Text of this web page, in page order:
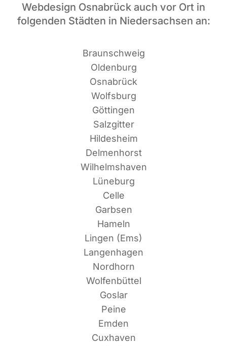
Webdesign Osnabrück auch vor Ort in
folgenden Städten in Niedersachsen an:
Braun­schweig
Oldenburg
Osnabrück
Wolfsburg
Göttingen
Salzgitter
Hildesheim
Delmenhorst
Wilhelmshaven
Lüneburg
Celle
Garbsen
Hameln
Lin­gen (Ems)
Langenhagen
Nordhorn
Wolfenbüttel
Goslar
Peine
Emden
Cuxhaven